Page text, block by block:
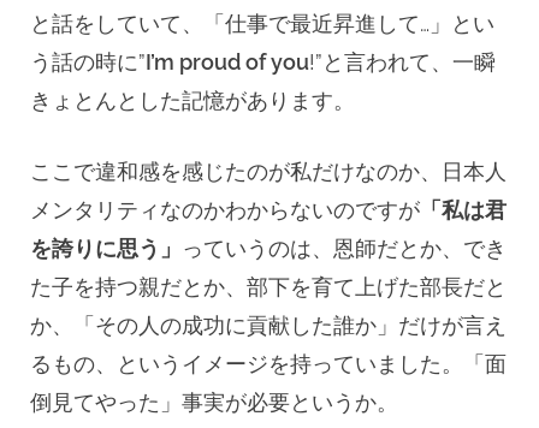
と話をしていて、「仕事で最近昇進して…」とい
う話の時に”I’m proud of you!”と言われて、一瞬
きょとんとした記憶があります。
ここで違和感を感じたのが私だけなのか、日本人
メンタリティなのかわからないのですが 「私は君
を誇りに思う」 っていうのは、恩師だとか、でき
た子を持つ親だとか、部下を育て上げた部長だと
か、「その人の成功に貢献した誰か」だけが言え
るもの、というイメージを持っていました。「面
倒見てやった」事実が必要というか。